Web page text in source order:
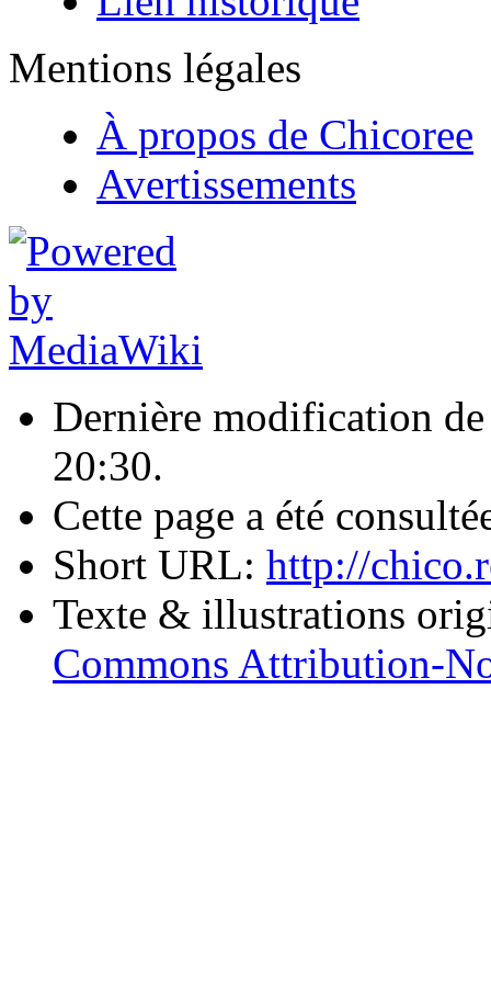
Mentions légales
À propos de Chicoree
Avertissements
Dernière modification
20:30.
Cette page a été
Short URL: http://
Texte & illustrations
Commons Attribution-